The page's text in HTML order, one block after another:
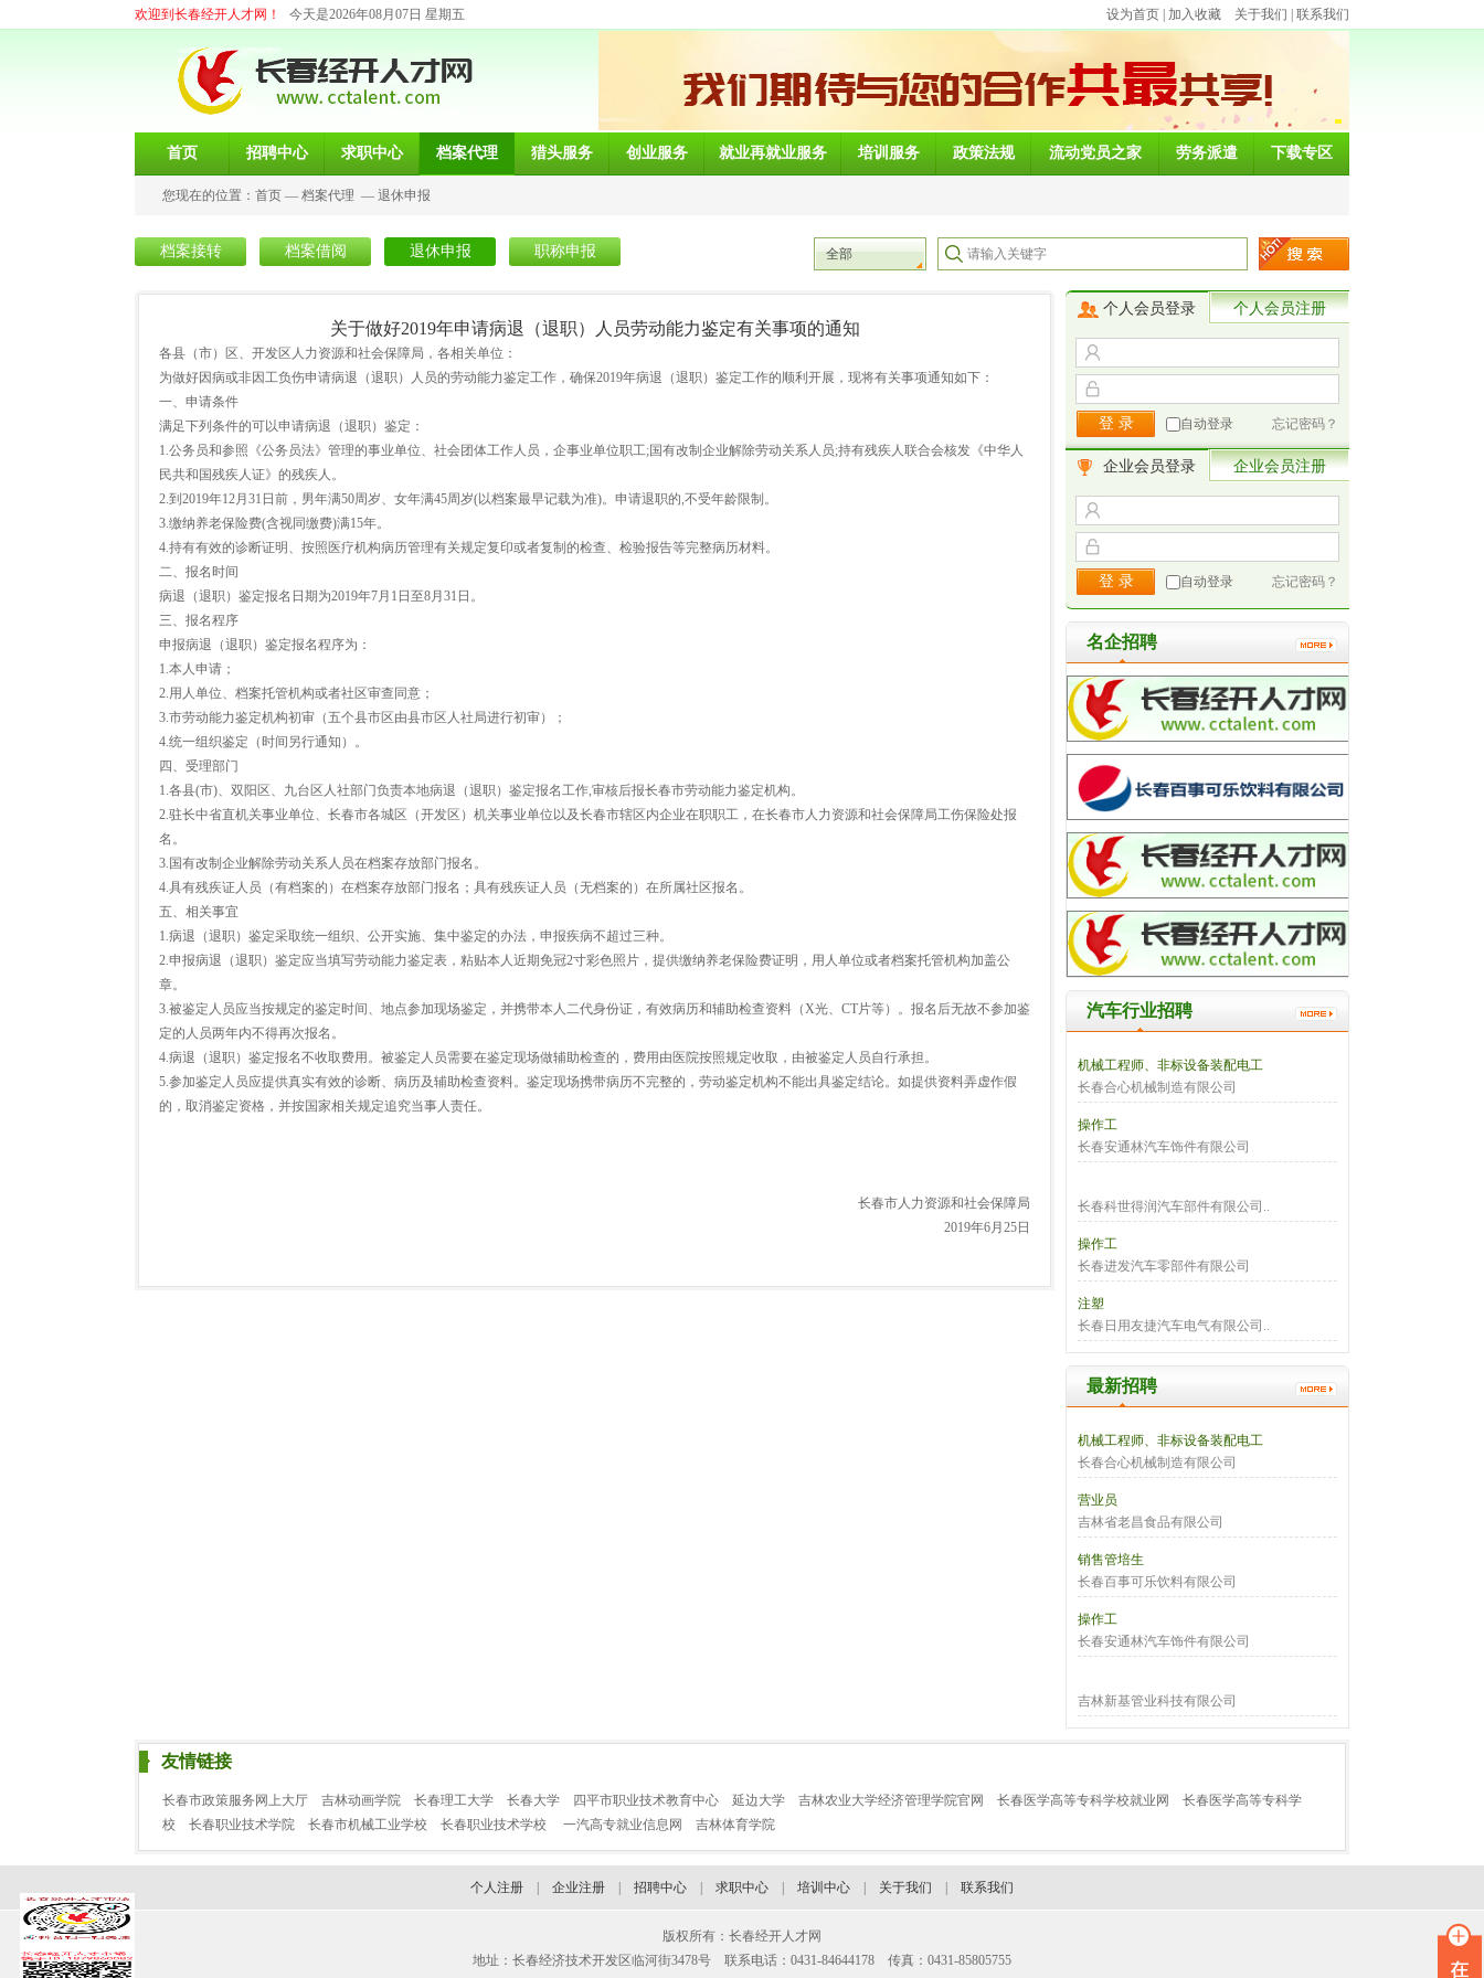
欢迎到长春经开人才网！ 今天是2026年08月07日 星期五 设为首页 加入收藏 关于我们 联系我们
首页 招聘中心 求职中心 档案代理 猎头服务 创业服务 就业再就业服务 培训服务 政策法规 流动党员之家 劳务派遣 下载专区
您现在的位置： 首页 — 档案代理 — 退休申报
档案接转 档案借阅 退休申报 职称申报 全部
关于做好2019年申请病退（退职）人员劳动能力鉴定有关事项的通知
各县（市）区、开发区人力资源和社会保障局，各相关单位：
为做好因病或非因工负伤申请病退（退职）人员的劳动能力鉴定工作，确保2019年病退（退职）鉴定工作的顺利开展，现将有关事项通知如下：
一、申请条件
满足下列条件的可以申请病退（退职）鉴定：
1.公务员和参照《公务员法》管理的事业单位、社会团体工作人员，企事业单位职工;国有改制企业解除劳动关系人员;持有残疾人联合会核发《中华人
民共和国残疾人证》的残疾人。
2.到2019年12月31日前，男年满50周岁、女年满45周岁(以档案最早记载为准)。申请退职的,不受年龄限制。
3.缴纳养老保险费(含视同缴费)满15年。
4.持有有效的诊断证明、按照医疗机构病历管理有关规定复印或者复制的检查、检验报告等完整病历材料。
二、报名时间
病退（退职）鉴定报名日期为2019年7月1日至8月31日。
三、报名程序
申报病退（退职）鉴定报名程序为：
1.本人申请；
2.用人单位、档案托管机构或者社区审查同意；
3.市劳动能力鉴定机构初审（五个县市区由县市区人社局进行初审）；
4.统一组织鉴定（时间另行通知）。
四、受理部门
1.各县(市)、双阳区、九台区人社部门负责本地病退（退职）鉴定报名工作,审核后报长春市劳动能力鉴定机构。
2.驻长中省直机关事业单位、长春市各城区（开发区）机关事业单位以及长春市辖区内企业在职职工，在长春市人力资源和社会保障局工伤保险处报
名。
3.国有改制企业解除劳动关系人员在档案存放部门报名。
4.具有残疾证人员（有档案的）在档案存放部门报名；具有残疾证人员（无档案的）在所属社区报名。
五、相关事宜
1.病退（退职）鉴定采取统一组织、公开实施、集中鉴定的办法，申报疾病不超过三种。
2.申报病退（退职）鉴定应当填写劳动能力鉴定表，粘贴本人近期免冠2寸彩色照片，提供缴纳养老保险费证明，用人单位或者档案托管机构加盖公
章。
3.被鉴定人员应当按规定的鉴定时间、地点参加现场鉴定，并携带本人二代身份证，有效病历和辅助检查资料（X光、CT片等）。报名后无故不参加鉴
定的人员两年内不得再次报名。
4.病退（退职）鉴定报名不收取费用。被鉴定人员需要在鉴定现场做辅助检查的，费用由医院按照规定收取，由被鉴定人员自行承担。
5.参加鉴定人员应提供真实有效的诊断、病历及辅助检查资料。鉴定现场携带病历不完整的，劳动鉴定机构不能出具鉴定结论。如提供资料弄虚作假
的，取消鉴定资格，并按国家相关规定追究当事人责任。
长春市人力资源和社会保障局
2019年6月25日
个人会员登录 个人会员注册
自动登录 忘记密码？
企业会员登录 企业会员注册
自动登录 忘记密码？
名企招聘
汽车行业招聘
机械工程师、非标设备装配电工
长春合心机械制造有限公司
操作工
长春安通林汽车饰件有限公司
长春科世得润汽车部件有限公司..
操作工
长春进发汽车零部件有限公司
注塑
长春日用友捷汽车电气有限公司..
最新招聘
机械工程师、非标设备装配电工
长春合心机械制造有限公司
营业员
吉林省老昌食品有限公司
销售管培生
长春百事可乐饮料有限公司
操作工
长春安通林汽车饰件有限公司
吉林新基管业科技有限公司
友情链接
长春市政策服务网上大厅 吉林动画学院 长春理工大学 长春大学 四平市职业技术教育中心 延边大学 吉林农业大学经济管理学院官网 长春医学高等专科学校就业网
长春医学高等专科学
校
长春职业技术学院 长春市机械工业学校 长春职业技术学校 一汽高专就业信息网 吉林体育学院
个人注册 企业注册 招聘中心 求职中心 培训中心 关于我们 联系我们
版权所有：长春经开人才网
地址：长春经济技术开发区临河街3478号 联系电话：0431-84644178 传真：0431-85805755